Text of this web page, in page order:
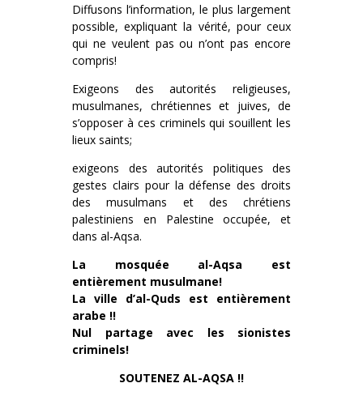
Diffusons l’information, le plus largement
possible, expliquant la vérité, pour ceux
qui ne veulent pas ou n’ont pas encore
compris!
Exigeons des autorités religieuses,
musulmanes, chrétiennes et juives, de
s’opposer à ces criminels qui souillent les
lieux saints;
exigeons des autorités politiques des
gestes clairs pour la défense des droits
des musulmans et des chrétiens
palestiniens en Palestine occupée, et
dans al-Aqsa.
La mosquée al-Aqsa est
entièrement musulmane!
La ville d’al-Quds est entièrement
arabe !!
Nul partage avec les sionistes
criminels!
SOUTENEZ AL-AQSA !!